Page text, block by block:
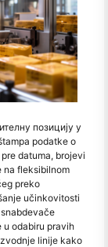
позицију у
podatke o
datuma, brojevi
na fleksibilnom
preko
učinkovitosti
u odabiru pravih
linije kako